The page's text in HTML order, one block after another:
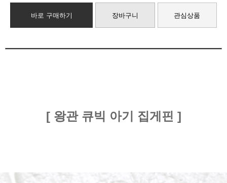
바로 구매하기 장바구니 관심상품
[ 왕관 큐빅 아기 집게핀 ]